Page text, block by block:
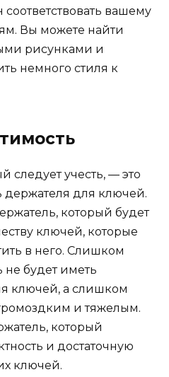
вашему
Вы можете найти
рисунками и
немного стиля к
следует учесть, — это
держателя для ключей.
который будет
ключей, которые
в него. Слишком
будет иметь
ключей, а слишком
и тяжелым.
который
и достаточную
ключей.